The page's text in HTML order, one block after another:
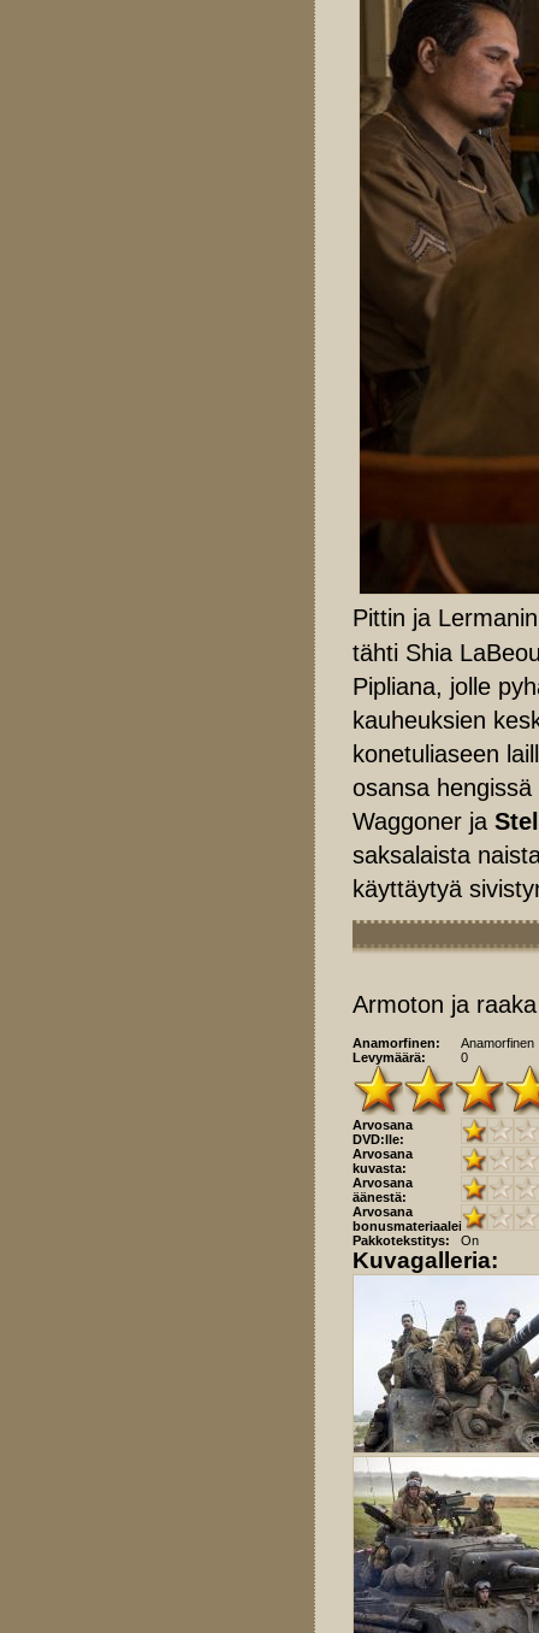
Pittin ja
tähti Shia
Pipliana, jolle
kauheuksien
konetuliaseen
osansa
Waggoner ja
saksalaista
käyttäytyä
Armoton ja
Anamorfinen:
Anamorfinen
Levymäärä:
0
Arvosana
DVD:lle:
Arvosana
kuvasta:
Arvosana
äänestä:
Arvosana
bonusmateriaaleista:
Pakkotekstitys:
On
Kuvagalleria: